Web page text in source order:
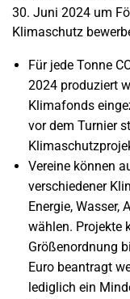
30. Juni 2024 um
Klimaschutz
Für jede Tonne
2024 produziert
Klimafonds
vor dem Turnier
Vereine können
verschiedener
Energie,
wählen. Projekte
Größenordnung
Euro beantragt
lediglich ein